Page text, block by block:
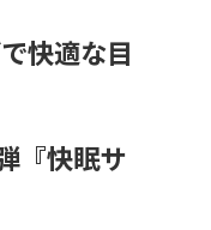
快適な目
『快眠サ